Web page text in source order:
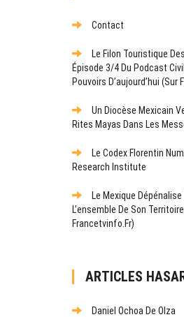
Contact
Le Filon Touristique
Épisode 3/4 Du Podcast
Pouvoirs D’aujourd’hui (sur
Un Diocèse Mexicain
Rites Mayas Dans Les
Le Codex Florentin
Research Institute
Le Mexique
L’ensemble De Son
Francetvinfo.fr)
ARTICLES
Daniel Ochoa De Olza